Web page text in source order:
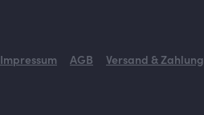
Impressum AGB Versand & Zahlung